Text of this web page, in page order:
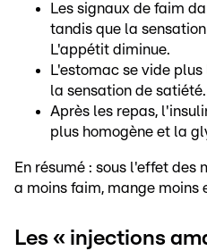
Les signaux de faim
tandis que la
L'appétit diminue.
L'estomac se vide
la sensation de satiété.
Après les repas,
plus homogène et la
En résumé : sous l'effet des
a moins faim, mange moins
Les « injections